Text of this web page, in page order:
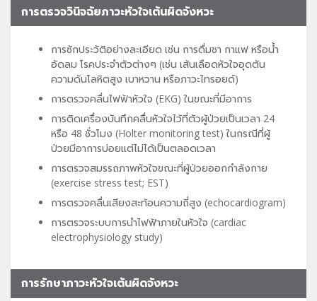
การตรวจวินิจฉัยภาวะหัวใจเต้นผิดจังหวะ
การซักประวัติอย่างละเอียด เช่น การดื่มชา กาแฟ หรือน้ำ
อัดลม โรคประจำตัวต่างๆ (เช่น เส้นเลือดหัวใจอุดตัน
ความดันโลหิตสูง เบาหวาน หรือภาวะไทรอยด์)
การตรวจคลื่นไฟฟ้าหัวใจ (EKG) ในขณะที่มีอาการ
การติดเครื่องบันทึกคลื่นหัวใจไว้ที่ตัวผู้ป่วยเป็นเวลา 24
หรือ 48 ชั่วโมง (Holter monitoring test) ในกรณีที่ผู้
ป่วยมีอาการบ่อยแต่ไม่ได้เป็นตลอดเวลา
การตรวจสมรรถภาพหัวใจขณะที่ผู้ป่วยออกกำลังกาย
(exercise stress test; EST)
การตรวจคลื่นเสียงสะท้อนความถี่สูง (echocardiogram)
การตรวจระบบการนำไฟฟ้าภายในหัวใจ (cardiac
electrophysiology study)
การรักษาภาวะหัวใจเต้นผิดจังหวะ